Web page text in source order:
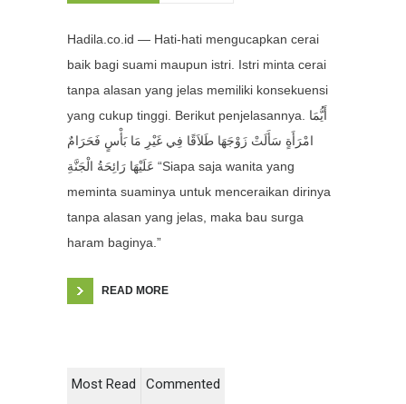
Hadila.co.id — Hati-hati mengucapkan cerai
baik bagi suami maupun istri. Istri minta cerai
tanpa alasan yang jelas memiliki konsekuensi
yang cukup tinggi. Berikut penjelasannya. أَيُّمَا
امْرَأَةٍ سَأَلَتْ زَوْجَهَا طَلاَقًا فِي غَيْرِ مَا بَأْسٍ فَحَرَامٌ
عَلَيْهَا رَائِحَةُ الْجَنَّةِ “Siapa saja wanita yang
meminta suaminya untuk menceraikan dirinya
tanpa alasan yang jelas, maka bau surga
haram baginya.”
READ MORE
Most Read Commented